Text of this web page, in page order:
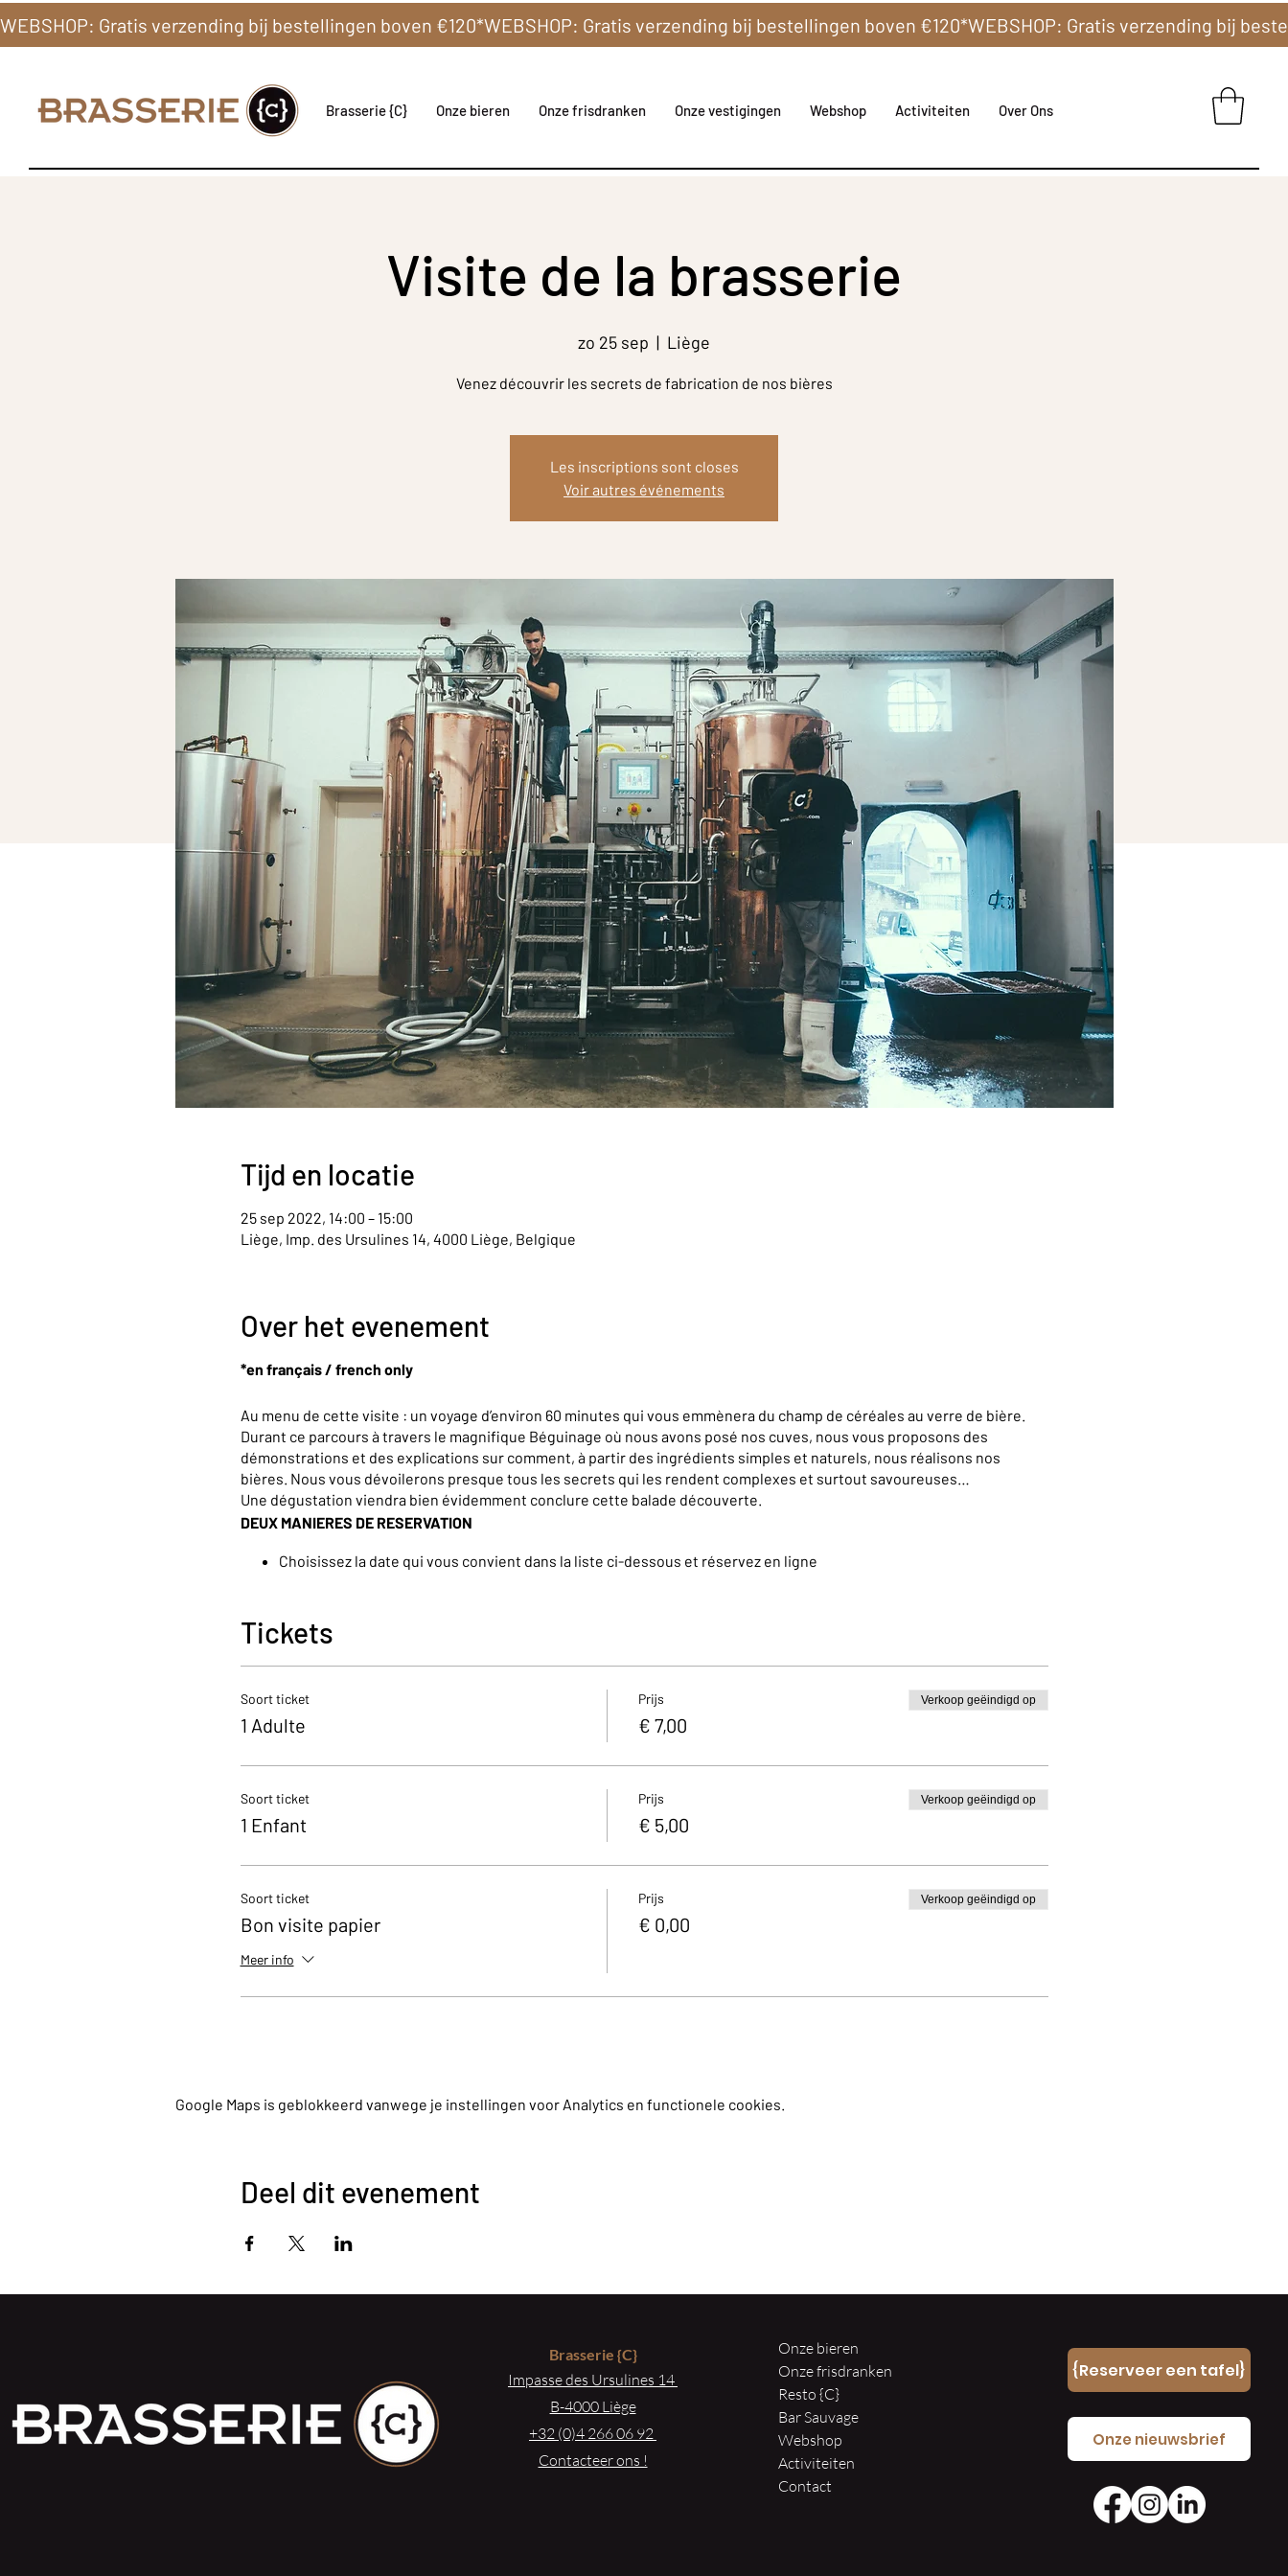
Brasserie {C} Onze bieren Onze frisdranken Onze vestigingen Webshop Activiteiten Over Ons
Visite de la brasserie
zo 25 sep
  |
Liège
Venez découvrir les secrets de fabrication de nos bières
Les inscriptions sont closes
Voir autres événements
Tijd en locatie
25 sep 2022, 14:00 – 15:00
Liège, Imp. des Ursulines 14, 4000 Liège, Belgique
Over het evenement
*en français / french only
Au menu de cette visite : un voyage d’environ 60 minutes qui vous emmènera du champ de céréales au verre de bière.
Durant ce parcours à travers le magnifique Béguinage où nous avons posé nos cuves, nous vous proposons des
démonstrations et des explications sur comment, à partir des ingrédients simples et naturels, nous réalisons nos
bières. Nous vous dévoilerons presque tous les secrets qui les rendent complexes et surtout savoureuses…
Une dégustation viendra bien évidemment conclure cette balade découverte.
DEUX MANIERES DE RESERVATION
Choisissez la date qui vous convient dans la liste ci-dessous et réservez en ligne
Pour toutes demandes spécifiques, teambuilding, groupe de plus de 15 personnes,… ainsi que pour des visites en
For other request, teambuilding, group of more than 15 people,... but also for tours in English please contact us via e-
mail at kerian@brasseriec.com
Tickets
Soort ticket
1 Adulte
Prijs
€ 7,00
Verkoop geëindigd op
Soort ticket
1 Enfant
Prijs
€ 5,00
Verkoop geëindigd op
Soort ticket
Bon visite papier
Meer info
Prijs
€ 0,00
Verkoop geëindigd op
Google Maps is geblokkeerd vanwege je instellingen voor Analytics en functionele cookies.
Deel dit evenement
Brasserie{C}
Impasse des Ursulines 14
B-4000 Liège
+32 (0)4 266 06 92
Contacteer ons !
Onze bieren
Onze frisdranken
Resto {C}
Bar Sauvage
Webshop
Activiteiten
Contact
{Reserveer een tafel}
Onze nieuwsbrief